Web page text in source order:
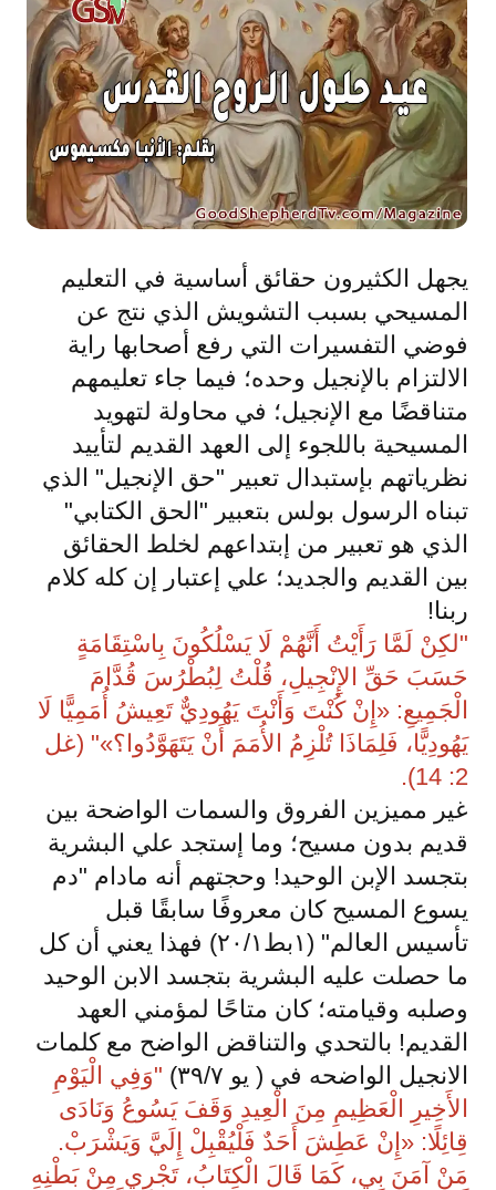
يجهل الكثيرون حقائق أساسية في التعليم
المسيحي بسبب التشويش الذي نتج عن
فوضي التفسيرات التي رفع أصحابها راية
الالتزام بالإنجيل وحده؛ فيما جاء تعليمهم
متناقضًا مع الإنجيل؛ في محاولة لتهويد
المسيحية باللجوء إلى العهد القديم لتأييد
نظرياتهم بإستبدال تعبير "حق الإنجيل" الذي
تبناه الرسول بولس بتعبير "الحق الكتابي"
الذي هو تعبير من إبتداعهم لخلط الحقائق
بين القديم والجديد؛ علي إعتبار إن كله كلام
ربنا!
"لكِنْ لَمَّا رَأَيْتُ أَنَّهُمْ لَا يَسْلُكُونَ بِاسْتِقَامَةٍ
حَسَبَ حَقِّ الإِنْجِيلِ، قُلْتُ لِبُطْرُسَ قُدَّامَ
الْجَمِيعِ: «إِنْ كُنْتَ وَأَنْتَ يَهُودِيٌّ تَعِيشُ أُمَمِيًّا لَا
يَهُودِيًّا، فَلِمَاذَا تُلْزِمُ الأُمَمَ أَنْ يَتَهَوَّدُوا؟»" (غل
2: 14).
غير مميزين الفروق والسمات الواضحة بين
قديم بدون مسيح؛ وما إستجد علي البشرية
بتجسد الإبن الوحيد! وحجتهم أنه مادام "دم
يسوع المسيح كان معروفًا سابقًا قبل
تأسيس العالم" (١بط٢٠/١) فهذا يعني أن كل
ما حصلت عليه البشرية بتجسد الابن الوحيد
وصلبه وقيامته؛ كان متاحًا لمؤمني العهد
القديم! بالتحدي والتناقض الواضح مع كلمات
الانجيل الواضحه في ( يو ٣٩/٧)
"وَفِي الْيَوْمِ
الأَخِيرِ الْعَظِيمِ مِنَ الْعِيدِ وَقَفَ يَسُوعُ وَنَادَى
قِائِلًا: «إِنْ عَطِشَ أَحَدٌ فَلْيُقْبِلْ إِلَيَّ وَيَشْرَبْ.
مَنْ آمَنَ بِي، كَمَا قَالَ الْكِتَابُ، تَجْرِي مِنْ بَطْنِهِ